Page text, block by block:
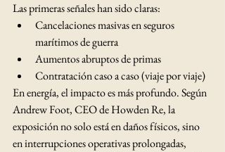
Las primeras señales han sido claras:
Cancelaciones masivas en seguros
marítimos de guerra
Aumentos abruptos de primas
Contratación caso a caso (viaje por viaje)
En energía, el impacto es más profundo. Según
Andrew Foot, CEO de Howden Re, la
exposición no solo está en daños físicos, sino
en interrupciones operativas prolongadas,